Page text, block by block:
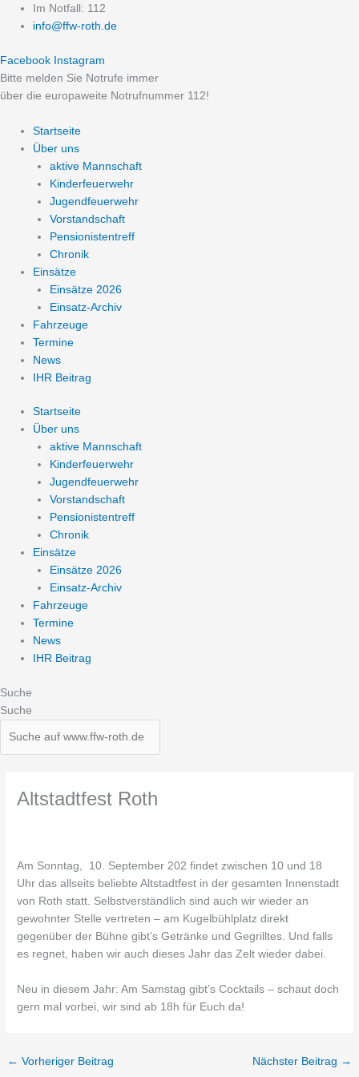
Zum
Inhalt
Im Notfall: 112
info@ffw-roth.de
Facebook Instagram
Bitte melden Sie Notrufe immer
über die europaweite Notrufnummer 112!
Startseite
Über uns
aktive Mannschaft
Kinderfeuerwehr
Jugendfeuerwehr
Vorstandschaft
Pensionistentreff
Chronik
Einsätze
Einsätze 2026
Einsatz-Archiv
Fahrzeuge
Termine
News
IHR Beitrag
Startseite
Über uns
aktive Mannschaft
Kinderfeuerwehr
Jugendfeuerwehr
Vorstandschaft
Pensionistentreff
Chronik
Einsätze
Einsätze 2026
Einsatz-Archiv
Fahrzeuge
Termine
News
IHR Beitrag
Suche
Suche
Altstadtfest Roth
Am Sonntag, 10. September 202 findet zwischen 10 und 18
Uhr das allseits beliebte Altstadtfest in der gesamten Innenstadt
von Roth statt. Selbstverständlich sind auch wir wieder an
gewohnter Stelle vertreten – am Kugelbühlplatz direkt
gegenüber der Bühne gibt’s Getränke und Gegrilltes. Und falls
es regnet, haben wir auch dieses Jahr das Zelt wieder dabei.
Neu in diesem Jahr: Am Samstag gibt’s Cocktails – schaut doch
gern mal vorbei, wir sind ab 18h für Euch da!
← Vorheriger Beitrag Nächster Beitrag →